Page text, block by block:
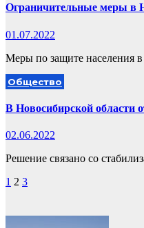
Ограничительные меры в
01.07.2022
Меры по защите населения
Общество
В Новосибирской области
02.06.2022
Решение связано со
Пагинация
1 2 3